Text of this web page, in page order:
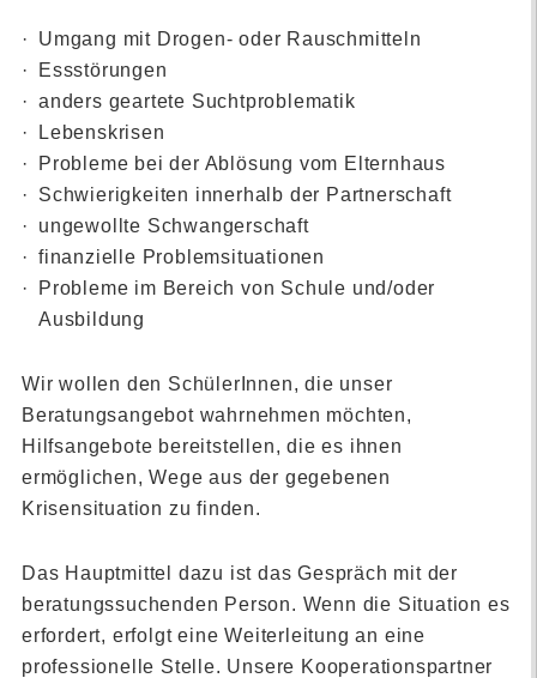
Umgang mit Drogen- oder Rauschmitteln
Essstörungen
anders geartete Suchtproblematik
Lebenskrisen
Probleme bei der Ablösung vom Elternhaus
Schwierigkeiten innerhalb der Partnerschaft
ungewollte Schwangerschaft
finanzielle Problemsituationen
Probleme im Bereich von Schule und/oder
Ausbildung
Wir wollen den SchülerInnen, die unser
Beratungsangebot wahrnehmen möchten,
Hilfsangebote bereitstellen, die es ihnen
ermöglichen, Wege aus der gegebenen
Krisensituation zu finden.
Das Hauptmittel dazu ist das Gespräch mit der
beratungssuchenden Person. Wenn die Situation es
erfordert, erfolgt eine Weiterleitung an eine
professionelle Stelle. Unsere Kooperationspartner